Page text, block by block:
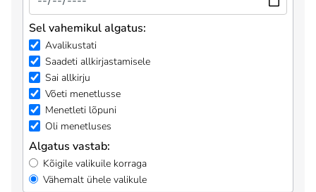
Sel vahemikul algatus:
Avalikustati
Saadeti allkirjastamisele
Sai allkirju
Võeti menetlusse
Menetleti lõpuni
Oli menetluses
Algatus vastab:
Kõigile valikuile korraga
Vähemalt ühele valikule